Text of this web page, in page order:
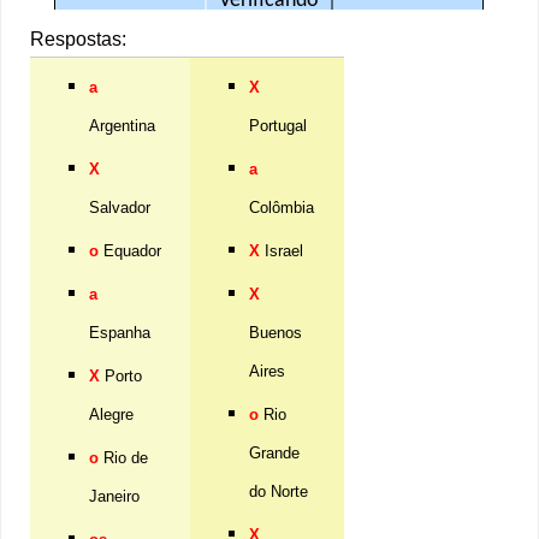
Respostas:
a
Argentina
X
Salvador
oEquador
a
Espanha
X Porto
Alegre
oRio de
Janeiro
X
Portugal
a
Colômbia
X Israel
X
Buenos
Aires
oRio
Grande
do Norte
X